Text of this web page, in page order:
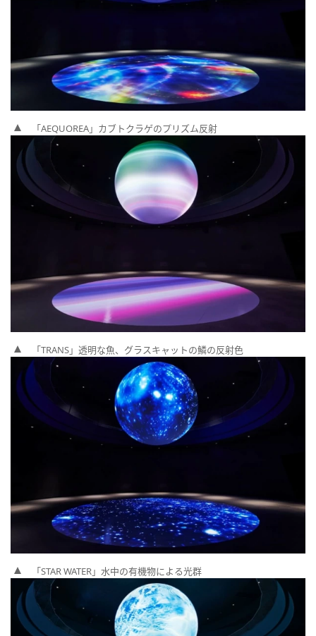
「AEQUOREA」カブトクラゲのプリズム反射
「TRANS」透明な魚、グラスキャットの鱗の反射色
「STAR WATER」水中の有機物による光群